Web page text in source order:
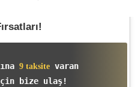
9 taksite varan
bize ulaş!